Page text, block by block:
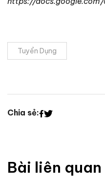
Tuyển Dụng
Chia sẻ:
Bài liên quan